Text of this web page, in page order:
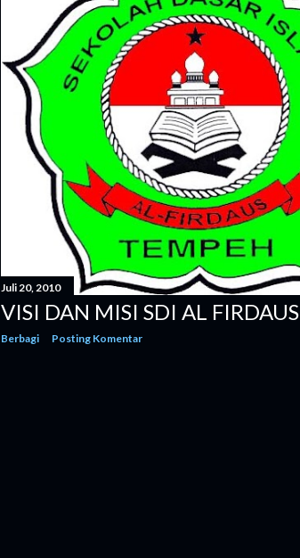
Juli 20, 2010
VISI DAN MISI SDI AL FIRDAUS
Berbagi Posting Komentar